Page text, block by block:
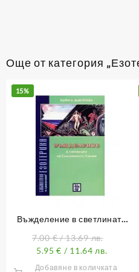
Още от категория
15%
Въжделение в светлината
7.00€/ 13.69 лв.
5.95€ / 11.64 лв.
Добавяне в количката